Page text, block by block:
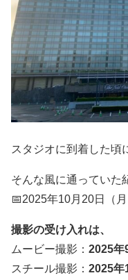
スタジオに到着した頃
そんな風に通っていた
📅2025年10月20日（
撮影の受け入れは、
ムービー撮影： 2025年
スチール撮影： 2025年